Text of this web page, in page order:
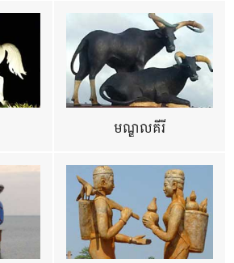
មណ្ឌលគីរី